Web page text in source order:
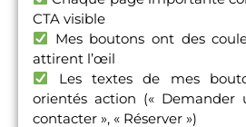
CTA visible
Mes boutons ont des
attirent l’œil
Les textes de mes
orientés action (« Demander
contacter », « Réserver »)